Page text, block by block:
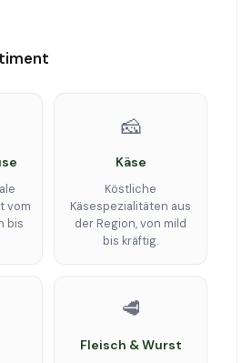
vom
bis
🧀
Käse
Köstliche
Käsespezialitäten aus
der Region, von mild
bis kräftig.
🥩
Fleisch & Wurst